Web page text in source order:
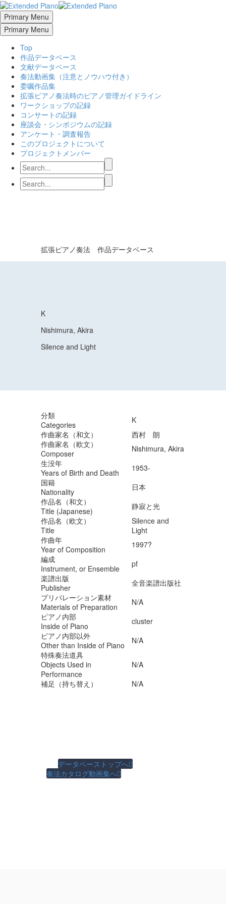
Primary Menu
Primary Menu
Top
作品データベース
文献データベース
奏法動画集（注意とノウハウ付き）
委嘱作品集
拡張ピアノ奏法時のピアノ管理ガイドライン
ワークショップの記録
コンサートの記録
座談会・シンポジウムの記録
アンケート・調査報告
このプロジェクトについて
プロジェクトメンバー
拡張ピアノ奏法 作品データベース
K
Nishimura, Akira
Silence and Light
分類
Categories
K
作曲家名（和文）
西村 朗
作曲家名（欧文）
Composer
Nishimura, Akira
生没年
Years of Birth and Death
1953-
国籍
Nationality
日本
作品名（和文）
Title (Japanese)
静寂と光
作品名（欧文）
Title
Silence and
Light
作曲年
Year of Composition
1997?
編成
Instrument, or Ensemble
pf
楽譜出版
Publisher
全音楽譜出版社
プリパレーション素材
Materials of Preparation
N/A
ピアノ内部
Inside of Piano
cluster
ピアノ内部以外
Other than Inside of Piano
N/A
特殊奏法道具
Objects Used in
Performance
N/A
補足（持ち替え）
N/A
データベーストップへ
奏法カタログ動画集へ